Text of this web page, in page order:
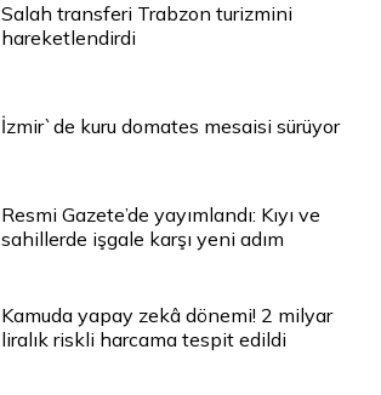
Salah transferi Trabzon turizmini
hareketlendirdi
İzmir`de kuru domates mesaisi sürüyor
Resmi Gazete’de yayımlandı: Kıyı ve
sahillerde işgale karşı yeni adım
Kamuda yapay zekâ dönemi! 2 milyar
liralık riskli harcama tespit edildi